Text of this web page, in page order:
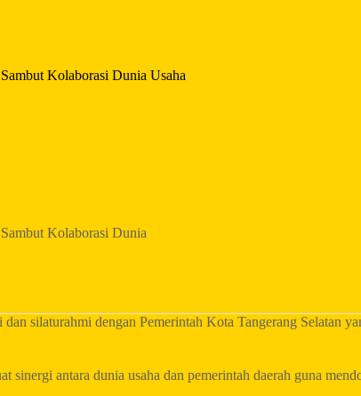
Kolaborasi Dunia Usaha
Kolaborasi Dunia
silaturahmi dengan Pemerintah Kota Tangerang Selatan
sinergi antara dunia usaha dan pemerintah daerah guna